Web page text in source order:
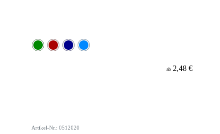
ab 2,48 €
Artikel-Nr.: 0512020